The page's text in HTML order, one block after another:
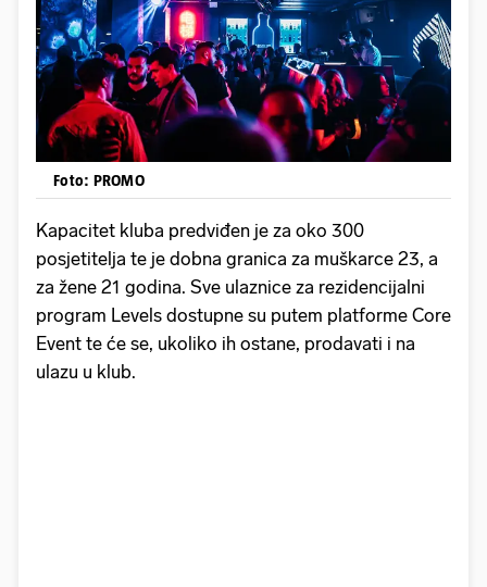
Foto: PROMO
Kapacitet kluba predviđen je za oko 300
posjetitelja te je dobna granica za muškarce 23, a
za žene 21 godina. Sve ulaznice za rezidencijalni
program Levels dostupne su putem platforme Core
Event te će se, ukoliko ih ostane, prodavati i na
ulazu u klub.